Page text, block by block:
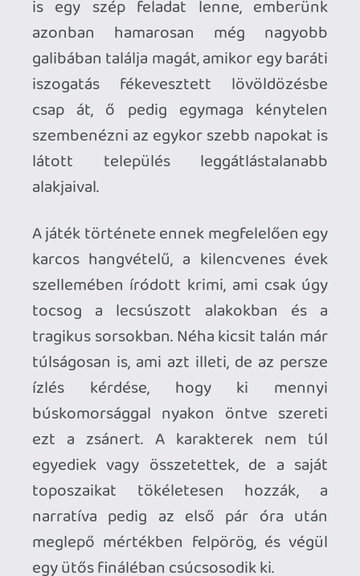
Ami a játékmenetet illeti, ezen a téren a
mint az Avalanche 2017-es Mad Max
adaptációját, csak kicsit szebb grafikával
és sokkal kiforratlanabb rendszerekkel. A
kampány elején kapunk egy viszonylag
kicsi, de sok mellékutcával és sikátorral
felturbózott térképet, százezer dollárnyi
adósságot, valamint egy szénfekete
izomautót, innentől kezdve pedig a mi
feladatunk lesz, hogy különböző pitiáner
(és kevésbé pitiáner) bűnök
elkövetésével elővarázsoljuk az aznap
esedékes törlesztőrészletet, ha pedig ez
nem sikerül, akkor bizony benne van a
pakliban, hogy másnap reggel pár morcos
behajtó kopogtat majd az ajtónkon.
Minden napon egy adott mennyiségű
akciópontból gazdálkodhatunk, ezeket
felhasználva tudunk belevágni az egyes